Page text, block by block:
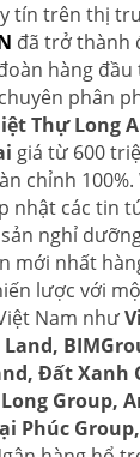
tín trên thị
đã trở thành
hàng
phân
Thự Long
giá từ 600
chỉnh
nhật các tin
nghỉ
mới nhất
lược với
Nam như
Đất Xanh
Group,
Phúc